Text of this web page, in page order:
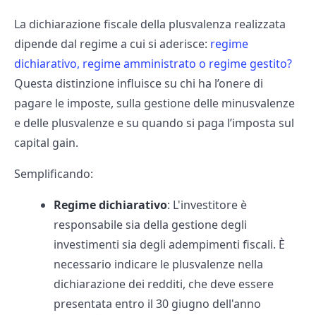
La dichiarazione fiscale della plusvalenza realizzata
dipende dal regime a cui si aderisce: regime
dichiarativo, regime amministrato o regime gestito?
Questa distinzione influisce su chi ha l’onere di
pagare le imposte, sulla gestione delle minusvalenze
e delle plusvalenze e su quando si paga l’imposta sul
capital gain.
Semplificando:
Regime dichiarativo: L'investitore è
responsabile sia della gestione degli
investimenti sia degli adempimenti fiscali. È
necessario indicare le plusvalenze nella
dichiarazione dei redditi, che deve essere
presentata entro il 30 giugno dell'anno